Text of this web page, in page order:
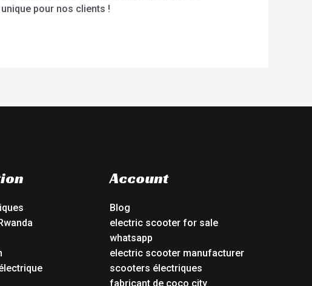
pour nos clients !
Account
Blog
electric scooter for sale
whatsapp
electric scooter manufacturer
scooters électriques
fabricant de coco city